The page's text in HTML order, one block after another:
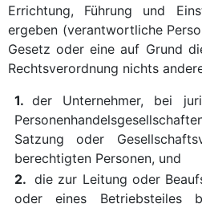
Errichtung, Führung und
ergeben (verantwortliche
Gesetz oder eine auf Grund
Rechtsverordnung nichts
1. der Unternehmer, bei
Satzung oder
berechtigten Personen, und
2. die zur Leitung oder
oder eines Betriebsteiles